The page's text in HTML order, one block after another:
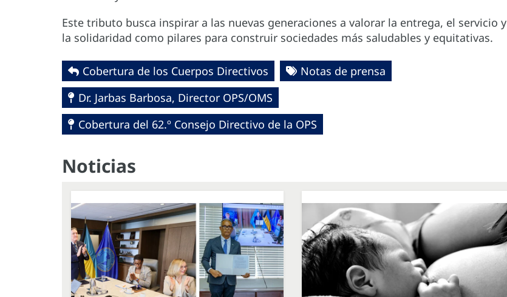
Este tributo busca inspirar a las nuevas generaciones a valorar la entrega, el servicio y
la solidaridad como pilares para construir sociedades más saludables y equitativas.
Cobertura de los Cuerpos Directivos
Notas de prensa
Dr. Jarbas Barbosa, Director OPS/OMS
Cobertura del 62.º Consejo Directivo de la OPS
Noticias